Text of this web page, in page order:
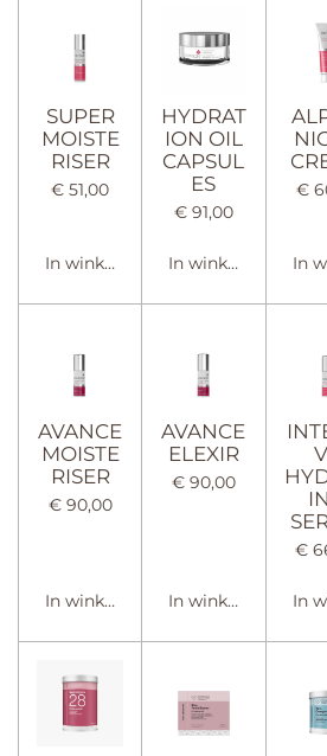
SUPER
MOISTE
RISER
€ 51,00
In winkelwagen
HYDRAT
ION OIL
CAPSUL
ES
€ 91,00
In winkelwagen
€
In
AVANCE
MOISTE
RISER
€ 90,00
In winkelwagen
AVANCE
ELEXIR
€ 90,00
In winkelwagen
€
In